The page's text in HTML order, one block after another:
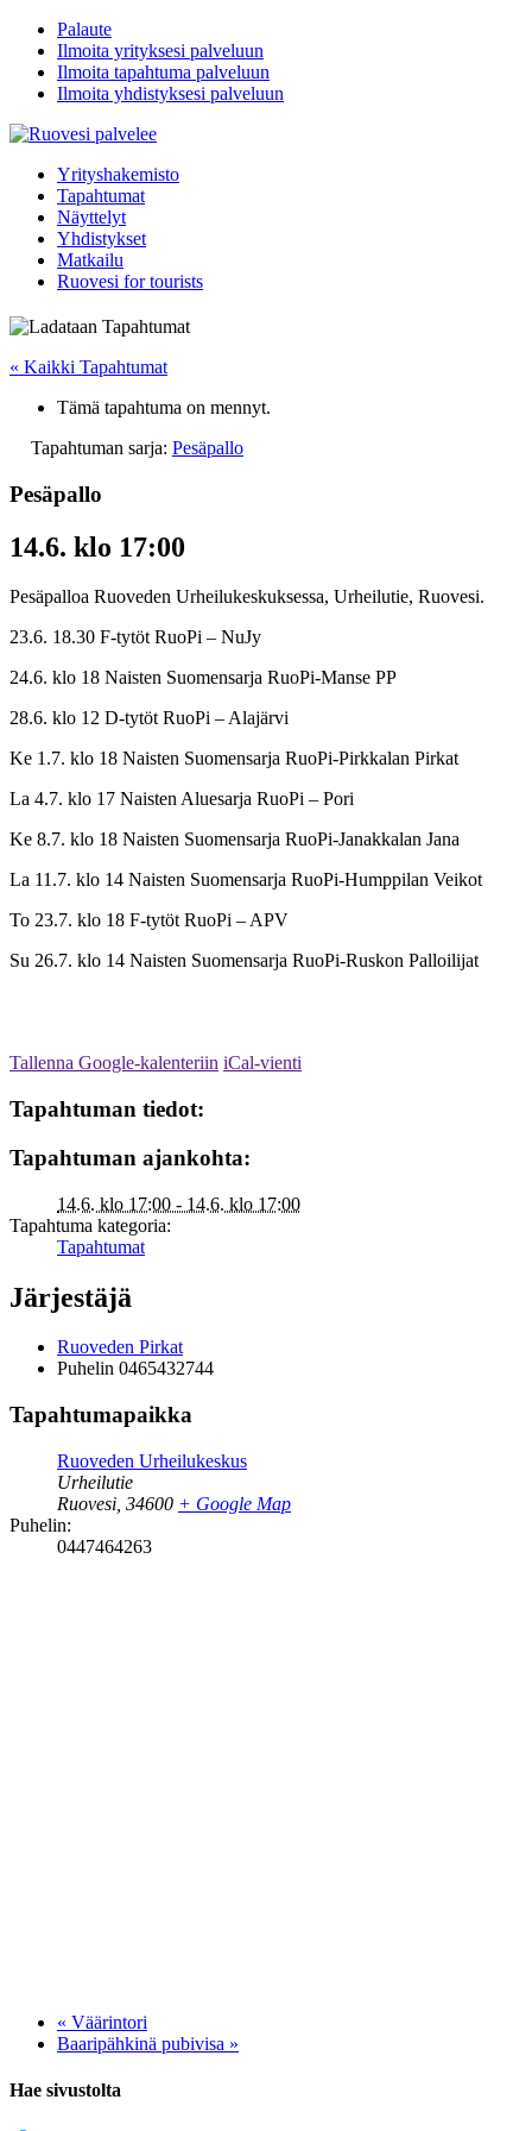
Palaute
Ilmoita yrityksesi palveluun
Ilmoita tapahtuma palveluun
Ilmoita yhdistyksesi palveluun
Yrityshakemisto
Tapahtumat
Näyttelyt
Yhdistykset
Matkailu
Ruovesi for tourists
« Kaikki Tapahtumat
Tämä tapahtuma on mennyt.
Tapahtuman sarja: Pesäpallo
Pesäpallo
14.6. klo 17:00
Pesäpalloa Ruoveden Urheilukeskuksessa, Urheilutie, Ruovesi.
23.6. 18.30 F-tytöt RuoPi – NuJy
24.6. klo 18 Naisten Suomensarja RuoPi-Manse PP
28.6. klo 12 D-tytöt RuoPi – Alajärvi
Ke 1.7. klo 18 Naisten Suomensarja RuoPi-Pirkkalan Pirkat
La 4.7. klo 17 Naisten Aluesarja RuoPi – Pori
Ke 8.7. klo 18 Naisten Suomensarja RuoPi-Janakkalan Jana
La 11.7. klo 14 Naisten Suomensarja RuoPi-Humppilan Veikot
To 23.7. klo 18 F-tytöt RuoPi – APV
Su 26.7. klo 14 Naisten Suomensarja RuoPi-Ruskon Palloilijat
Tallenna Google-kalenteriin iCal-vienti
Tapahtuman tiedot:
Tapahtuman ajankohta:
14.6. klo 17:00 - 14.6. klo 17:00
Tapahtuma kategoria:
Tapahtumat
Järjestäjä
Ruoveden Pirkat
Puhelin 0465432744
Tapahtumapaikka
Ruoveden Urheilukeskus
Urheilutie
Ruovesi 34600 + Google Map
Puhelin:
0447464263
« Väärintori
Baaripähkinä pubivisa »
Hae sivustolta